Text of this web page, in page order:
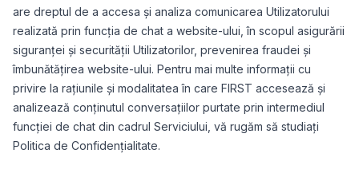
are dreptul de a accesa și analiza comunicarea Utilizatorului
realizată prin funcția de chat a website-ului, în scopul asigurării
siguranței și securității Utilizatorilor, prevenirea fraudei și
îmbunătățirea website-ului. Pentru mai multe informații cu
privire la rațiunile și modalitatea în care FIRST accesează și
analizează conținutul conversațiilor purtate prin intermediul
funcției de chat din cadrul Serviciului, vă rugăm să studiați
Politica de Confidențialitate.